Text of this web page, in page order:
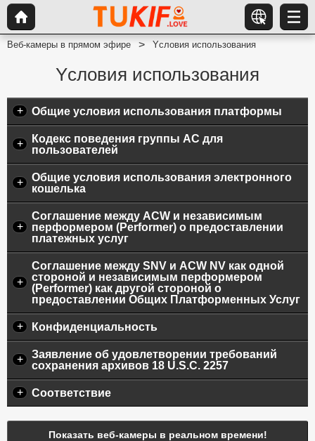
Веб-камеры в прямом эфире Yсловия использования
Yсловия использования
+ Общие условия использования платформы
+
Кодекс поведения группы AC для
пользователей
+
Общие условия использования электронного
кошелька
+
Соглашение между ACW и независимым
перформером (Performer) о предоставлении
платежных услуг
+
Соглашение между SNV и ACW NV как одной
стороной и независимым перформером
(Performer) как другой стороной о
предоставлении Общих Платформенных Услуг
+ Конфиденциальность
+
Заявление об удовлетворении требований
сохранения архивов 18 U.S.C. 2257
+ Соответствие
Показать веб-камеры в реальном времени!